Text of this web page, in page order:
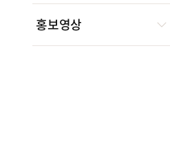
홍보영상